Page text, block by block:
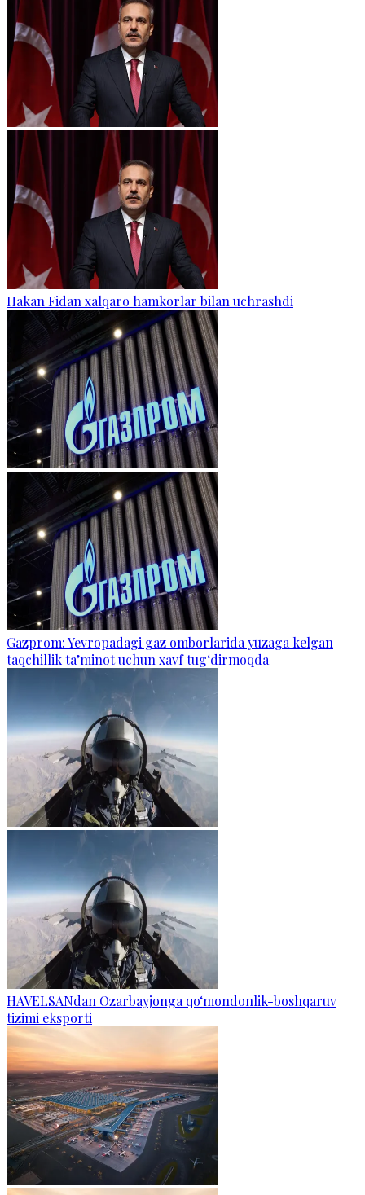
Hakan Fidan xalqaro hamkorlar bilan uchrashdi
Gazprom: Yevropadagi gaz omborlarida yuzaga kelgan
taqchillik ta’minot uchun xavf tug‘dirmoqda
HAVELSANdan Ozarbayjonga qo‘mondonlik-boshqaruv
tizimi eksporti